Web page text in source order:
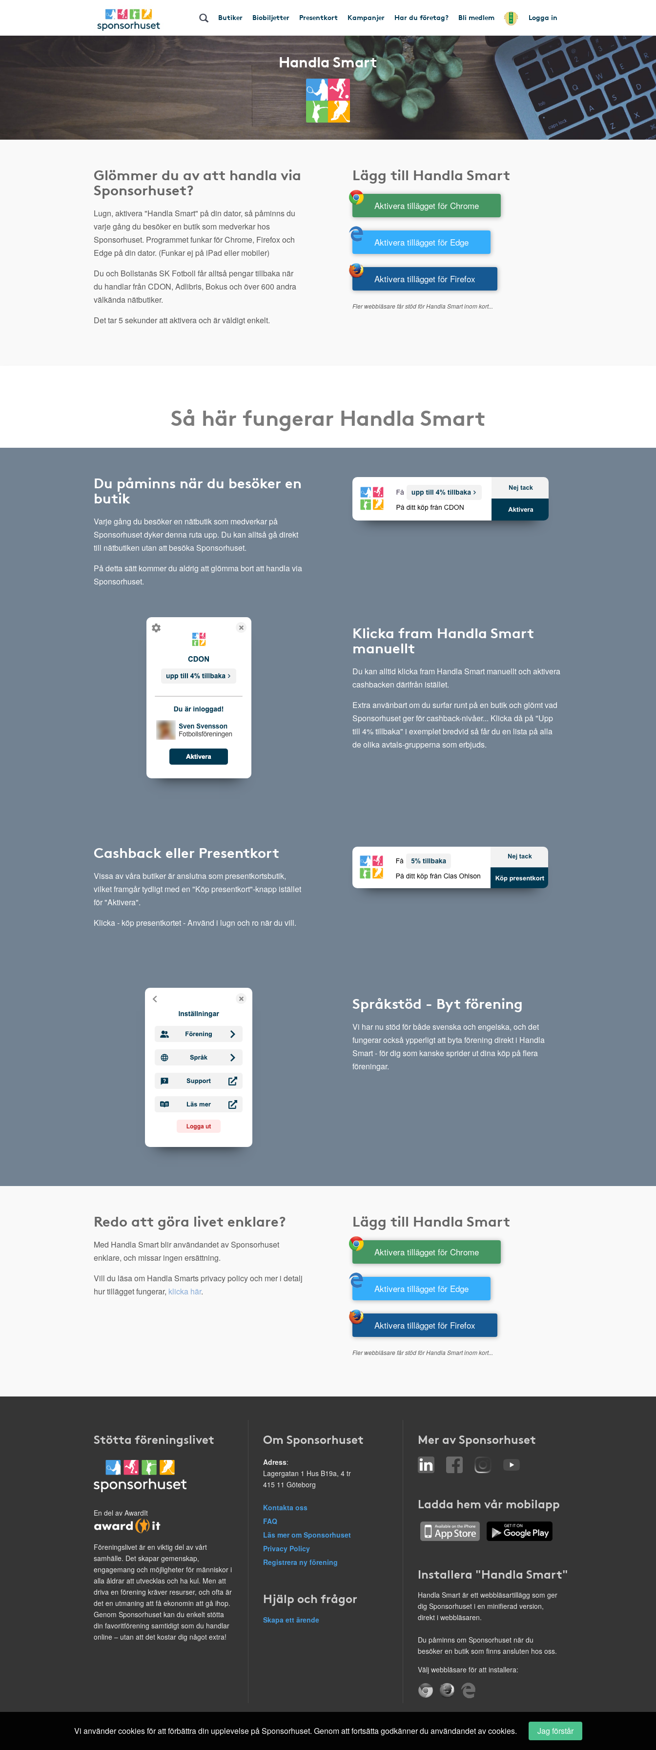
Butiker Biobiljetter Presentkort Kampanjer Har du företag? Bli medlem Logga in
Handla Smart
Glömmer du av att handla via
Sponsorhuset?
Lugn, aktivera "Handla Smart" på din dator, så påminns du
varje gång du besöker en butik som medverkar hos
Sponsorhuset. Programmet funkar för Chrome, Firefox och
Edge på din dator. (Funkar ej på iPad eller mobiler)
Du och Bollstanäs SK Fotboll får alltså pengar tillbaka när
du handlar från CDON, Adlibris, Bokus och över 600 andra
välkända nätbutiker.
Det tar 5 sekunder att aktivera och är väldigt enkelt.
Lägg till Handla Smart
Aktivera tillägget för Chrome
Aktivera tillägget för Edge
Aktivera tillägget för Firefox
Fler webbläsare får stöd för Handla Smart inom kort...
Så här fungerar Handla Smart
Du påminns när du besöker en
butik
Varje gång du besöker en nätbutik som medverkar på
Sponsorhuset dyker denna ruta upp. Du kan alltså gå direkt
till nätbutiken utan att besöka Sponsorhuset.
På detta sätt kommer du aldrig att glömma bort att handla via
Sponsorhuset.
Klicka fram Handla Smart
manuellt
Du kan alltid klicka fram Handla Smart manuellt och aktivera
cashbacken därifrån istället.
Extra använbart om du surfar runt på en butik och glömt vad
Sponsorhuset ger för cashback-nivåer... Klicka då på "Upp
till 4% tillbaka" i exemplet bredvid så får du en lista på alla
de olika avtals-grupperna som erbjuds.
Cashback eller Presentkort
Vissa av våra butiker är anslutna som presentkortsbutik,
vilket framgår tydligt med en "Köp presentkort"-knapp istället
för "Aktivera".
Klicka - köp presentkortet - Använd i lugn och ro när du vill.
Språkstöd - Byt förening
Vi har nu stöd för både svenska och engelska, och det
fungerar också ypperligt att byta förening direkt i Handla
Smart - för dig som kanske sprider ut dina köp på flera
föreningar.
Redo att göra livet enklare?
Med Handla Smart blir användandet av Sponsorhuset
enklare, och missar ingen ersättning.
Vill du läsa om Handla Smarts privacy policy och mer i detalj
hur tillägget fungerar, klicka här.
Lägg till Handla Smart
Aktivera tillägget för Chrome
Aktivera tillägget för Edge
Aktivera tillägget för Firefox
Fler webbläsare får stöd för Handla Smart inom kort...
Stötta föreningslivet
En del av AwardIt
Föreningslivet är en viktig del av vårt
samhälle. Det skapar gemenskap,
engagemang och möjligheter för människor i
alla åldrar att utvecklas och ha kul. Men att
driva en förening kräver resurser, och ofta är
det en utmaning att få ekonomin att gå ihop.
Genom Sponsorhuset kan du enkelt stötta
din favoritförening samtidigt som du handlar
online – utan att det kostar dig något extra!
Om Sponsorhuset
Adress:
Lagergatan 1 Hus B19a, 4 tr
415 11 Göteborg
Kontakta oss
FAQ
Läs mer om Sponsorhuset
Privacy Policy
Registrera ny förening
Hjälp och frågor
Skapa ett ärende
Mer av Sponsorhuset
Ladda hem vår mobilapp
Installera "Handla Smart"
Handla Smart är ett webbläsartillägg som ger
dig Sponsorhuset i en minifierad version,
direkt i webbläsaren.
Du påminns om Sponsorhuset när du
besöker en butik som finns ansluten hos oss.
Välj webbläsare för att installera:
Vi använder cookies för att förbättra din upplevelse på Sponsorhuset. Genom att fortsätta godkänner du användandet av cookies. Jag förstår